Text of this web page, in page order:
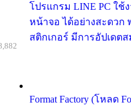
โปรแกรม LINE PC ใ
หน้าจอ ได้อย่างสะดวก
สติกเกอร์ มีการอัปเดตส
Format Factory (โหลด